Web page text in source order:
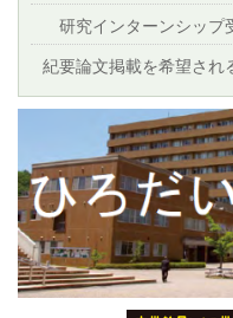
研究インターンシップ
紀要論文掲載を希望され